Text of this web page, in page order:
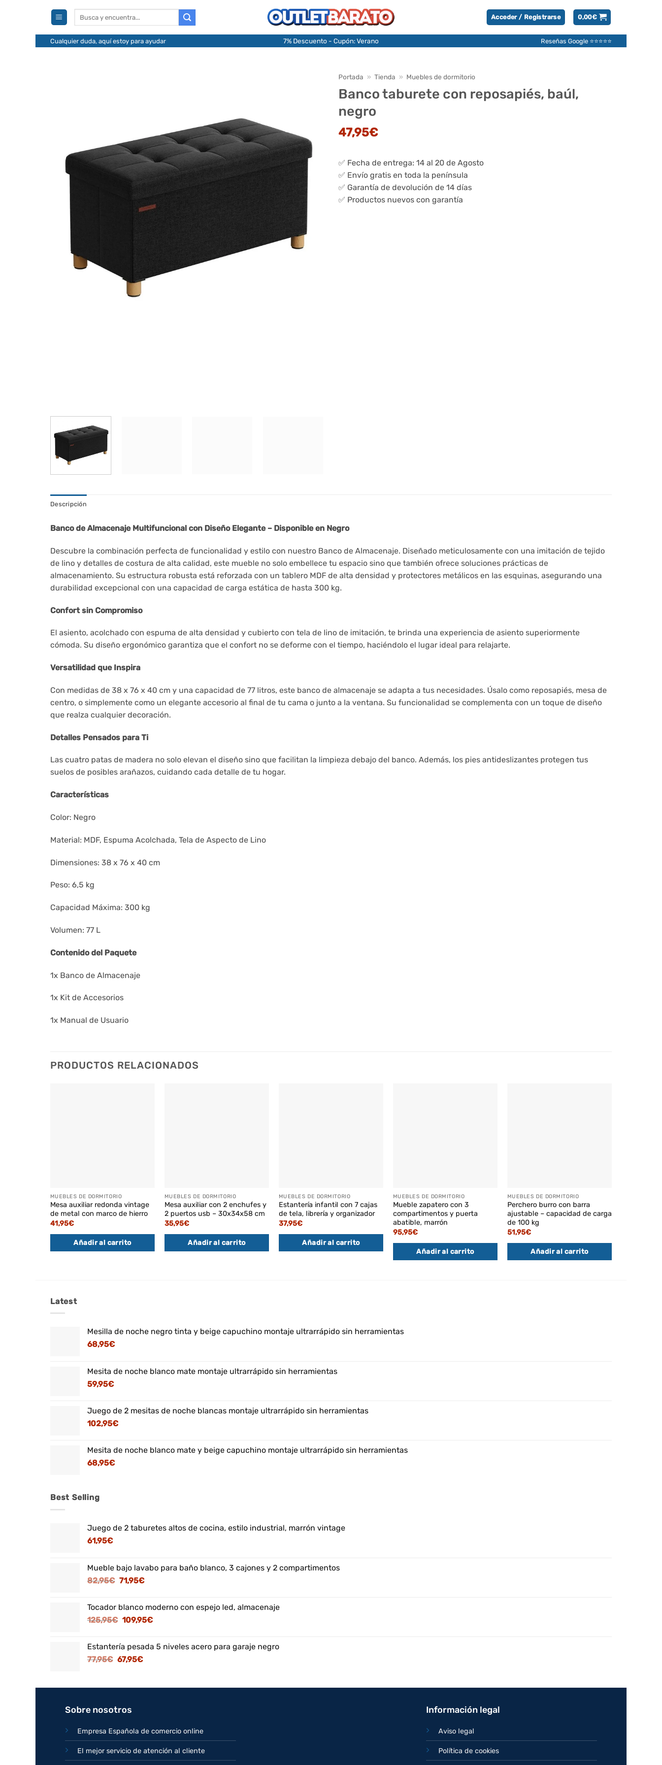
Acceder / Registrarse 0,00€
Cualquier duda, aquí estoy para ayudar 7% Descuento - Cupón: Verano Reseñas Google ⭐⭐⭐⭐⭐
Portada » Tienda » Muebles de dormitorio
Banco taburete con reposapiés, baúl,
negro
47,95€
✅ Fecha de entrega: 14 al 20 de Agosto
✅ Envío gratis en toda la península
✅ Garantía de devolución de 14 días
✅ Productos nuevos con garantía
Descripción
Banco de Almacenaje Multifuncional con Diseño Elegante – Disponible en Negro
Descubre la combinación perfecta de funcionalidad y estilo con nuestro Banco de Almacenaje. Diseñado meticulosamente con una imitación de tejido
de lino y detalles de costura de alta calidad, este mueble no solo embellece tu espacio sino que también ofrece soluciones prácticas de
almacenamiento. Su estructura robusta está reforzada con un tablero MDF de alta densidad y protectores metálicos en las esquinas, asegurando una
durabilidad excepcional con una capacidad de carga estática de hasta 300 kg.
Confort sin Compromiso
El asiento, acolchado con espuma de alta densidad y cubierto con tela de lino de imitación, te brinda una experiencia de asiento superiormente
cómoda. Su diseño ergonómico garantiza que el confort no se deforme con el tiempo, haciéndolo el lugar ideal para relajarte.
Versatilidad que Inspira
Con medidas de 38 x 76 x 40 cm y una capacidad de 77 litros, este banco de almacenaje se adapta a tus necesidades. Úsalo como reposapiés, mesa de
centro, o simplemente como un elegante accesorio al final de tu cama o junto a la ventana. Su funcionalidad se complementa con un toque de diseño
que realza cualquier decoración.
Detalles Pensados para Ti
Las cuatro patas de madera no solo elevan el diseño sino que facilitan la limpieza debajo del banco. Además, los pies antideslizantes protegen tus
suelos de posibles arañazos, cuidando cada detalle de tu hogar.
Características
Color: Negro
Material: MDF, Espuma Acolchada, Tela de Aspecto de Lino
Dimensiones: 38 x 76 x 40 cm
Peso: 6,5 kg
Capacidad Máxima: 300 kg
Volumen: 77 L
Contenido del Paquete
1x Banco de Almacenaje
1x Kit de Accesorios
1x Manual de Usuario
PRODUCTOS RELACIONADOS
MUEBLES DE DORMITORIO
Mesa auxiliar redonda vintage
de metal con marco de hierro
41,95€
Añadir al carrito
MUEBLES DE DORMITORIO
Mesa auxiliar con 2 enchufes y
2 puertos usb – 30x34x58 cm
35,95€
Añadir al carrito
MUEBLES DE DORMITORIO
Estantería infantil con 7 cajas
de tela, librería y organizador
37,95€
Añadir al carrito
MUEBLES DE DORMITORIO
Mueble zapatero con 3
compartimentos y puerta
abatible, marrón
95,95€
Añadir al carrito
MUEBLES DE DORMITORIO
Perchero burro con barra
ajustable – capacidad de carga
de 100 kg
51,95€
Añadir al carrito
Latest
Mesilla de noche negro tinta y beige capuchino montaje ultrarrápido sin herramientas
68,95€
Mesita de noche blanco mate montaje ultrarrápido sin herramientas
59,95€
Juego de 2 mesitas de noche blancas montaje ultrarrápido sin herramientas
102,95€
Mesita de noche blanco mate y beige capuchino montaje ultrarrápido sin herramientas
68,95€
Best Selling
Juego de 2 taburetes altos de cocina, estilo industrial, marrón vintage
61,95€
Mueble bajo lavabo para baño blanco, 3 cajones y 2 compartimentos
82,95€ El
era:
82,95€.
71,95€El
es:
71,95€.
Tocador blanco moderno con espejo led, almacenaje
125,95€ El
era:
125,95€.
109,95€El
es:
Estantería pesada 5 niveles acero para garaje negro
77,95€ El
era:
67,95€El
es:
Sobre nosotros
Empresa Española de comercio online
El mejor servicio de atención al cliente
Información legal
Aviso legal
Política de cookies